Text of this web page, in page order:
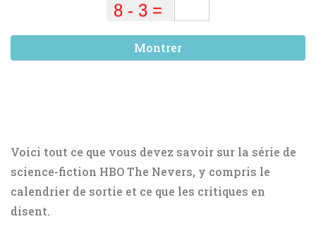
Montrer
Voici tout ce que vous devez savoir sur la série de
science-fiction HBO The Nevers, y compris le
calendrier de sortie et ce que les critiques en
disent.